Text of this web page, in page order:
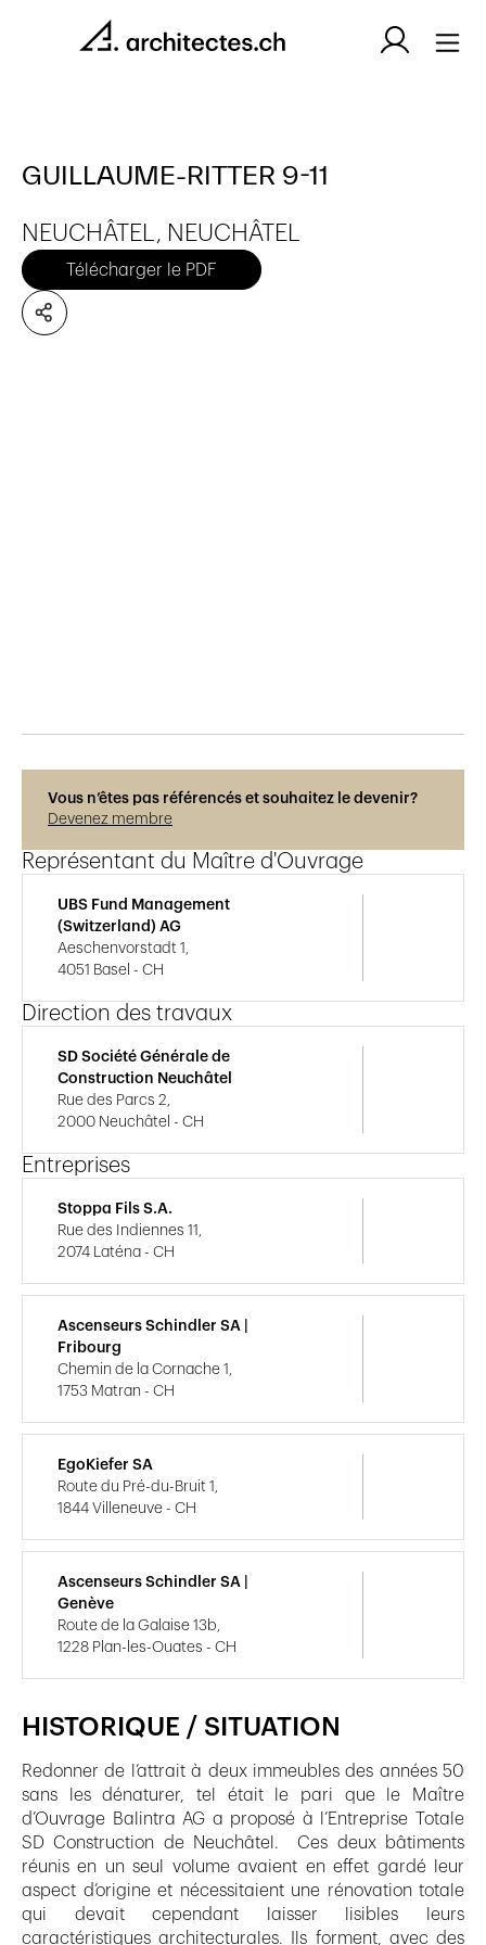
GUILLAUME-RITTER 9-11
NEUCHÂTEL, NEUCHÂTEL
Télécharger le PDF
HISTORIQUE / SITUATION
Redonner de l’attrait à deux immeubles des années 50
sans les dénaturer, tel était le pari que le Maître
d’Ouvrage Balintra AG a proposé à l’Entreprise Totale
SD Construction de Neuchâtel. Ces deux bâtiments
réunis en un seul volume avaient en effet gardé leur
aspect d’origine et nécessitaient une rénovation totale
qui devait cependant laisser lisibles leurs
caractéristiques architecturales. Ils forment, avec des
Vous n’êtes pas référencés et souhaitez le devenir?
Devenez membre
Représentant du Maître d'Ouvrage
UBS Fund Management
(Switzerland) AG
Aeschenvorstadt 1,
4051 Basel - CH
Direction des travaux
SD Société Générale de
Construction Neuchâtel
Rue des Parcs 2,
2000 Neuchâtel - CH
Entreprises
Stoppa Fils S.A.
Rue des Indiennes 11,
2074 Laténa - CH
Ascenseurs Schindler SA |
Fribourg
Chemin de la Cornache 1,
1753 Matran - CH
EgoKiefer SA
Route du Pré-du-Bruit 1,
1844 Villeneuve - CH
Ascenseurs Schindler SA |
Genève
Route de la Galaise 13b,
1228 Plan-les-Ouates - CH